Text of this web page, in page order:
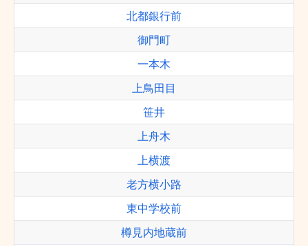
北都銀行前
御門町
一本木
上鳥田目
笹井
上舟木
上横渡
老方横小路
東中学校前
樽見内地蔵前